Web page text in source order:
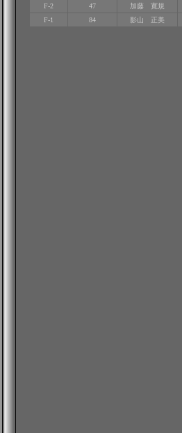
F-2
47
加藤 寛規
F-1
84 影山 正美